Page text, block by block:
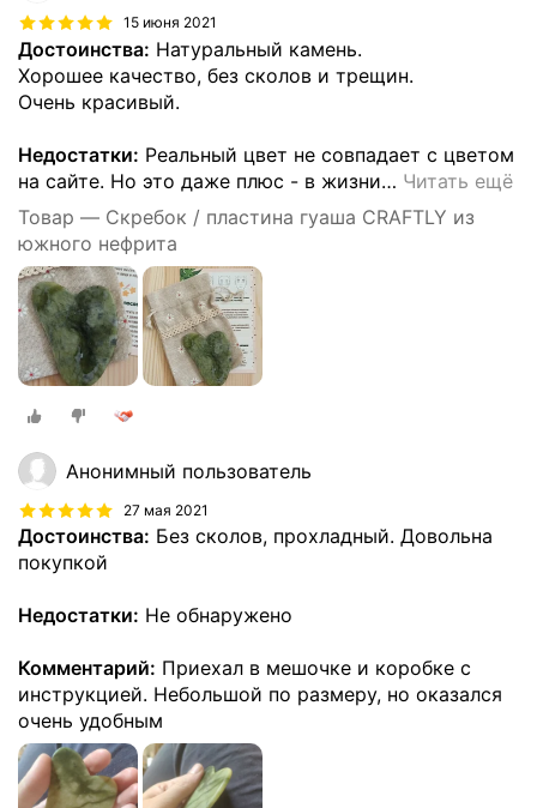
15 июня 2021
Достоинства: Натуральный камень.
Хорошее качество, без сколов и трещин.
Очень красивый.
Недостатки: Реальный цвет не совпадает с цветом
на сайте. Но это даже плюс - в жизни… Читать ещё
Товар — Скребок / пластина гуаша CRAFTLY из
южного нефрита
Анонимный пользователь
27 мая 2021
Достоинства: Без сколов, прохладный. Довольна
покупкой
Недостатки: Не обнаружено
Комментарий: Приехал в мешочке и коробке с
инструкцией. Небольшой по размеру, но оказался
очень удобным